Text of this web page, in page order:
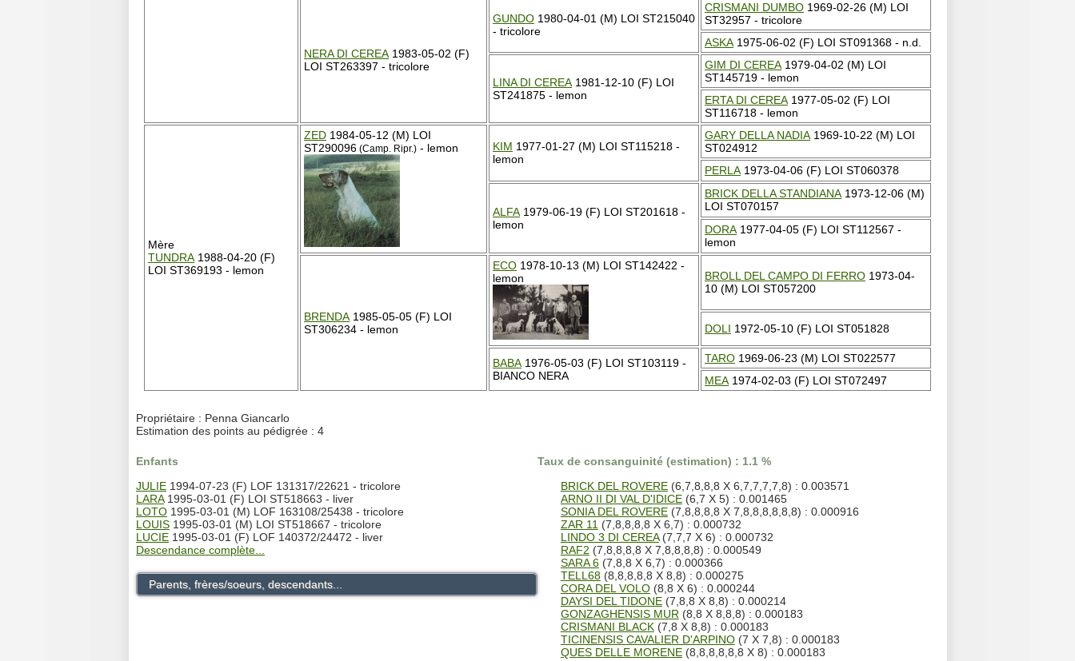
NERA DI CEREA 1983-05-02 (F)
LOI ST263397 - tricolore
GUNDO 1980-04-01 (M) LOI ST215040
- tricolore
CRISMANI DUMBO 1969-02-26 (M) LOI
ST32957 - tricolore
ASKA 1975-06-02 (F) LOI ST091368 - n.d.
LINA DI CEREA 1981-12-10 (F) LOI
ST241875 - lemon
GIM DI CEREA 1979-04-02 (M) LOI
ST145719 - lemon
ERTA DI CEREA 1977-05-02 (F) LOI
ST116718 - lemon
Mère
TUNDRA 1988-04-20 (F)
LOI ST369193 - lemon
ZED 1984-05-12 (M) LOI
ST290096 (Camp. Ripr.) - lemon KIM 1977-01-27 (M) LOI ST115218 -
lemon
GARY DELLA NADIA 1969-10-22 (M) LOI
ST024912
PERLA 1973-04-06 (F) LOI ST060378
ALFA 1979-06-19 (F) LOI ST201618 -
lemon
BRICK DELLA STANDIANA 1973-12-06 (M)
LOI ST070157
DORA 1977-04-05 (F) LOI ST112567 -
lemon
BRENDA 1985-05-05 (F) LOI
ST306234 - lemon
ECO 1978-10-13 (M) LOI ST142422 -
lemon
BROLL DEL CAMPO DI FERRO 1973-04-
10 (M) LOI ST057200
DOLI 1972-05-10 (F) LOI ST051828
BABA 1976-05-03 (F) LOI ST103119 -
BIANCO NERA
TARO 1969-06-23 (M) LOI ST022577
MEA 1974-02-03 (F) LOI ST072497
Propriétaire : Penna Giancarlo
Estimation des points au pédigrée : 4
Enfants
JULIE 1994-07-23 (F) LOF 131317/22621 - tricolore
LARA1995-03-01 (F) LOI ST518663 - liver
LOTO 1995-03-01 (M) LOF 163108/25438 - tricolore
LOUIS 1995-03-01 (M) LOI ST518667 - tricolore
LUCIE 1995-03-01 (F) LOF 140372/24472 - liver
Descendance complète...
Parents, frères/soeurs, descendants...
Taux de consanguinité (estimation) : 1.1 %
BRICK DEL ROVERE(6,7,8,8,8 X 6,7,7,7,7,8) : 0.003571
ARNO II DI VAL D'IDICE(6,7 X 5) : 0.001465
SONIA DEL ROVERE(7,8,8,8,8 X 7,8,8,8,8,8,8) : 0.000916
ZAR 11 (7,8,8,8,8 X 6,7) : 0.000732
LINDO 3 DI CEREA(7,7,7 X 6) : 0.000732
RAF2 (7,8,8,8,8 X 7,8,8,8,8) : 0.000549
SARA 6(7,8,8 X 6,7) : 0.000366
TELL68(8,8,8,8,8 X 8,8) : 0.000275
CORA DEL VOLO(8,8 X 6) : 0.000244
DAYSI DEL TIDONE(7,8,8 X 8,8) : 0.000214
GONZAGHENSIS MUR (8,8 X 8,8,8) : 0.000183
CRISMANI BLACK(7,8 X 8,8) : 0.000183
TICINENSIS CAVALIER D'ARPINO(7 X 7,8) : 0.000183
QUES DELLE MORENE(8,8,8,8,8,8 X 8) : 0.000183